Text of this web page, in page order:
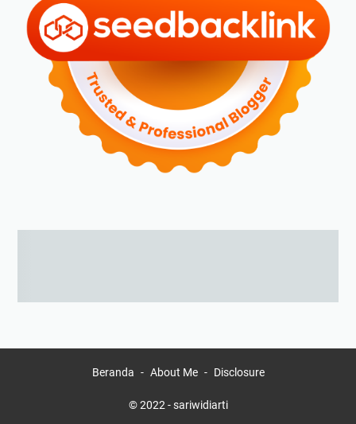
Beranda About Me Disclosure
© 2022 -sariwidiarti